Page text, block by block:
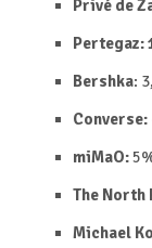
Privé de
Pertegaz:
Bershka:
Converse:
miMaO:
The North
Michael